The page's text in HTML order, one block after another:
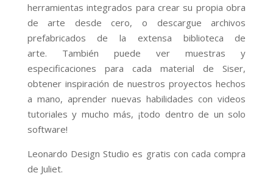
herramientas integrados para crear su propia obra
de arte desde cero, o descargue archivos
prefabricados de la extensa biblioteca de
arte. También puede ver muestras y
especificaciones para cada material de Siser,
obtener inspiración de nuestros proyectos hechos
a mano, aprender nuevas habilidades con videos
tutoriales y mucho más, ¡todo dentro de un solo
software!
Leonardo Design Studio es gratis con cada compra
de Juliet.